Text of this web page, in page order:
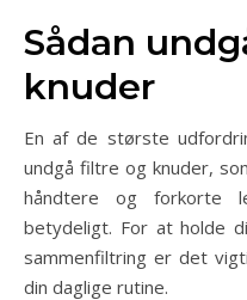
Sådan
knuder
En af de største
undgå filtre og knuder,
håndtere og forkorte
betydeligt. For at holde
sammenfiltring er det
din daglige rutine.